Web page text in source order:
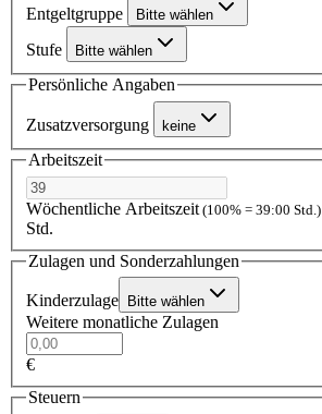
Entgeltgruppe Bitte wählen
Stufe Bitte wählen
Persönliche Angaben
Zusatzversorgung keine
Arbeitszeit
Wöchentliche Arbeitszeit (100% = 39:00 Std.)
Std.
Zulagen und Sonderzahlungen
Kinderzulage Bitte wählen
Weitere monatliche Zulagen
€
Steuern